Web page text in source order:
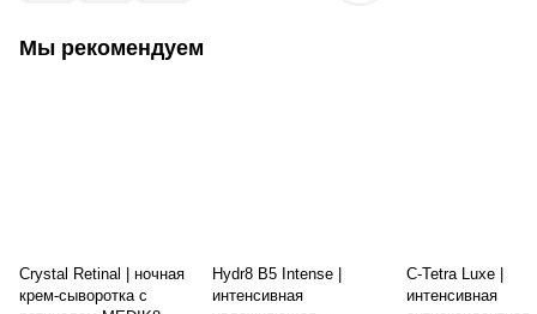
Мы рекомендуем
Crystal Retinal | ночная
крем-сыворотка с
Hydr8 B5 Intense |
интенсивная
C-Tetra Luxe |
интенсивная